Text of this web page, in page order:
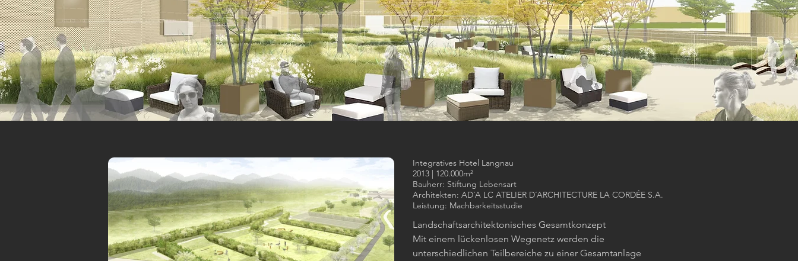
Integratives Hotel Langnau
2013 | 120.000m²
Bauherr: Stiftung Lebensart
Architekten: AD´A LC ATELIER D´ARCHITECTURE LA CORDÉE S.A.
Leistung: Machbarkeitsstudie
Landschaftsarchitektonisches Gesamtkonzept
Mit einem lückenlosen Wegenetz werden die
unterschiedlichen Teilbereiche zu einer Gesamtanlage